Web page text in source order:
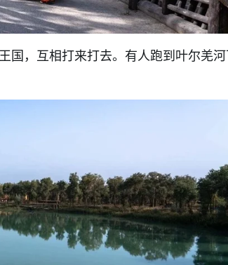
国，互相打来打去。有人跑到叶尔羌